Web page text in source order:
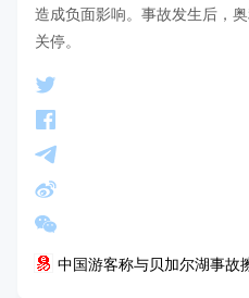
造成负面影响。事故发生后，
关停。
中国游客称与贝加尔湖事故